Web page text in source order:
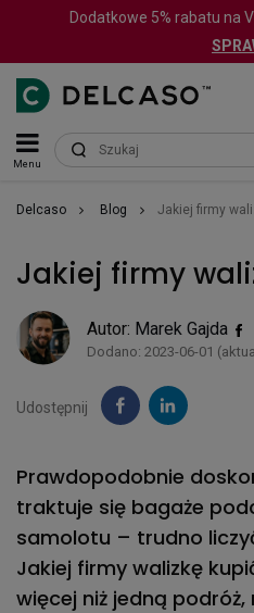
Dodatkowe 5% rabatu na
Menu
Delcaso Blog Jakiej firmy
Jakiej firmy
Autor: Marek Gajda
Dodano: 2023-06-01
Udostępnij
Prawdopodobnie
traktuje się bagaże
samolotu – trudno
Jakiej firmy walizkę
więcej niż jedną podróż,